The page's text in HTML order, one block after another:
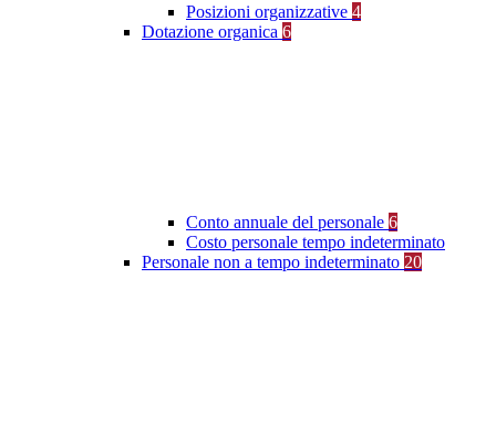
Posizioni organizzative 4
Dotazione organica 6
Conto annuale del personale 6
Costo personale tempo indeterminato
Personale non a tempo indeterminato 20